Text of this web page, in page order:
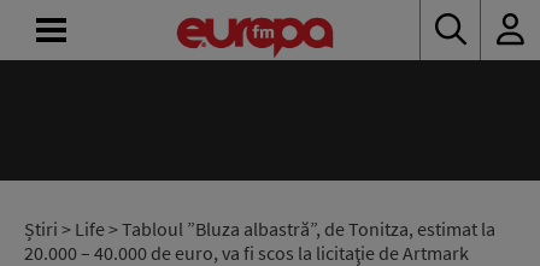
Știri > Life> Tabloul ”Bluza albastră”, de Tonitza, estimat la
20.000 – 40.000 de euro, va fi scos la licitaţie de Artmark
RADIO